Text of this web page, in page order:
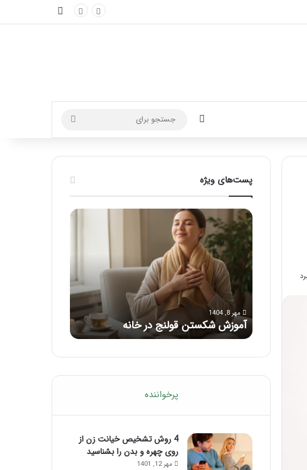
تغییر پوسته
برای
پست‌های ویژه
ماساژ
برای
بهبود
تمرکز
ذهنی؛
این
ماساژ
حواس‌جمع
شوید!
مرداد 6, 1404
ماساژ برای بهبود تمرکز ذهنی؛ با این
ماساژ حواس‌جمع شوید!
پرخواننده
4 روش تشخیص خیانت زن از
روی چهره و بدن را بشناسید
مهر 12, 1401